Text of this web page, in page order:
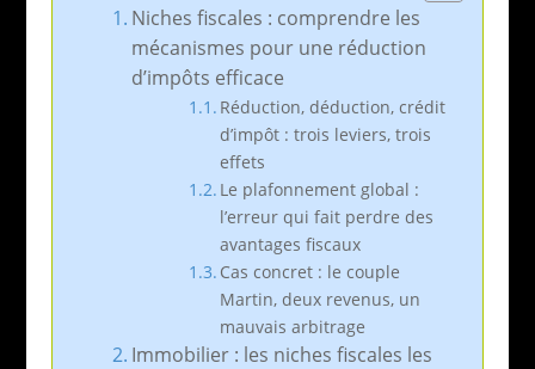
Niches fiscales : comprendre les
mécanismes pour une réduction
d’impôts efficace
Réduction, déduction, crédit
d’impôt : trois leviers, trois
effets
Le plafonnement global :
l’erreur qui fait perdre des
avantages fiscaux
Cas concret : le couple
Martin, deux revenus, un
mauvais arbitrage
Immobilier : les niches fiscales les